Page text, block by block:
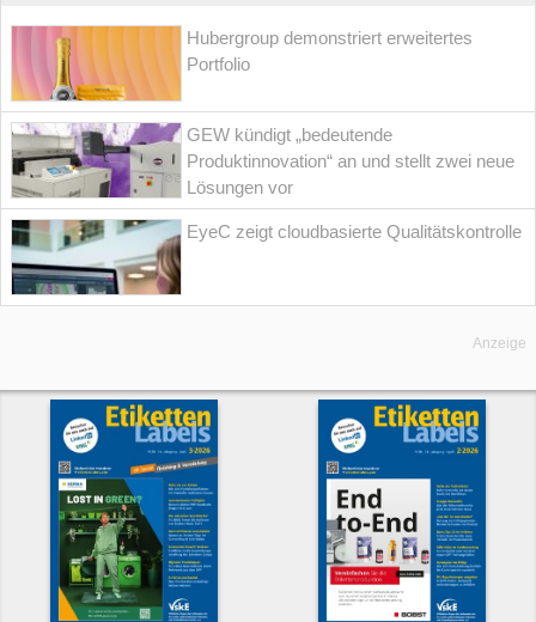
Hubergroup demonstriert erweitertes
Portfolio
GEW kündigt „bedeutende
Produktinnovation“ an und stellt zwei neue
Lösungen vor
EyeC zeigt cloudbasierte Qualitätskontrolle
Anzeige